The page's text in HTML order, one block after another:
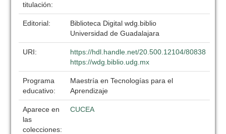
titulación:
Editorial:
Biblioteca Digital wdg.biblio
Universidad de Guadalajara
URI:
https://hdl.handle.net/20.500.12104/80838
https://wdg.biblio.udg.mx
Programa
educativo:
Maestría en Tecnologías para el
Aprendizaje
Aparece en
las
colecciones:
CUCEA